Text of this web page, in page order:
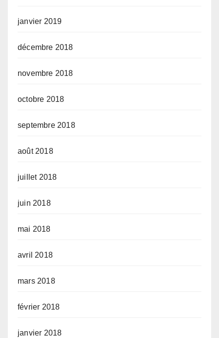
janvier 2019
décembre 2018
novembre 2018
octobre 2018
septembre 2018
août 2018
juillet 2018
juin 2018
mai 2018
avril 2018
mars 2018
février 2018
janvier 2018